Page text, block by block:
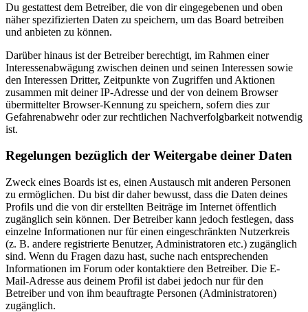
Du gestattest dem Betreiber, die von dir eingegebenen und oben
näher spezifizierten Daten zu speichern, um das Board betreiben
und anbieten zu können.
Darüber hinaus ist der Betreiber berechtigt, im Rahmen einer
Interessenabwägung zwischen deinen und seinen Interessen sowie
den Interessen Dritter, Zeitpunkte von Zugriffen und Aktionen
zusammen mit deiner IP-Adresse und der von deinem Browser
übermittelter Browser-Kennung zu speichern, sofern dies zur
Gefahrenabwehr oder zur rechtlichen Nachverfolgbarkeit notwendig
ist.
Regelungen bezüglich der Weitergabe deiner Daten
Zweck eines Boards ist es, einen Austausch mit anderen Personen
zu ermöglichen. Du bist dir daher bewusst, dass die Daten deines
Profils und die von dir erstellten Beiträge im Internet öffentlich
zugänglich sein können. Der Betreiber kann jedoch festlegen, dass
einzelne Informationen nur für einen eingeschränkten Nutzerkreis
(z. B. andere registrierte Benutzer, Administratoren etc.) zugänglich
sind. Wenn du Fragen dazu hast, suche nach entsprechenden
Informationen im Forum oder kontaktiere den Betreiber. Die E-
Mail-Adresse aus deinem Profil ist dabei jedoch nur für den
Betreiber und von ihm beauftragte Personen (Administratoren)
zugänglich.